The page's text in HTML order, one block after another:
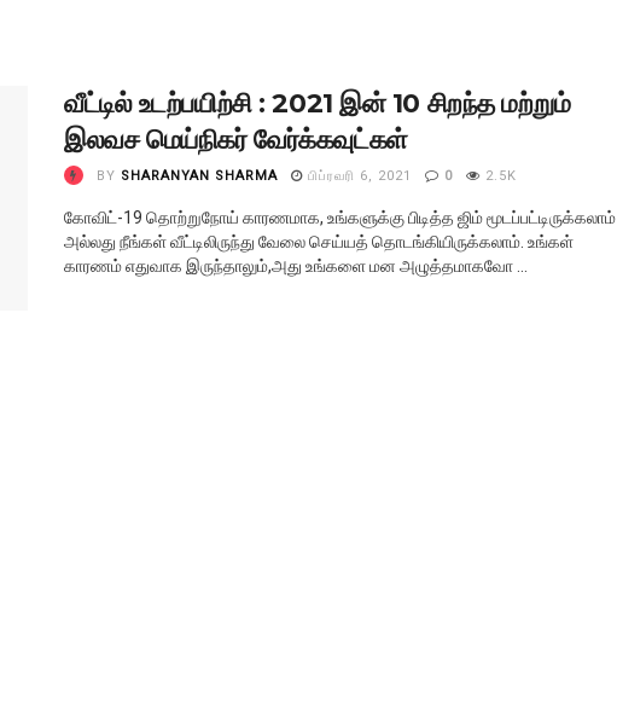
வீட்டில் உடற்பயிற்சி : 2021 இன் 10 சிறந்த மற்றும்
இலவச மெய்நிகர் வேர்க்கவுட்கள்
BY SHARANYAN SHARMA பிப்ரவரி 6, 2021 0 2.5K
கோவிட்-19 தொற்றுநோய் காரணமாக, உங்களுக்கு பிடித்த ஜிம் மூடப்பட்டிருக்கலாம்
அல்லது நீங்கள் வீட்டிலிருந்து வேலை செய்யத் தொடங்கியிருக்கலாம். உங்கள்
காரணம் எதுவாக இருந்தாலும்,அது உங்களை மன அழுத்தமாகவோ ...